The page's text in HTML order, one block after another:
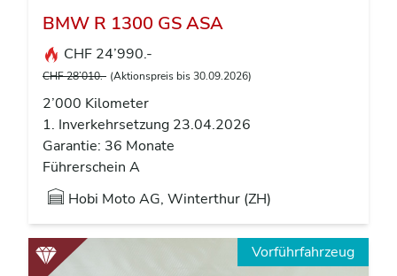
BMW R 1300 GS ASA
CHF 24’990.-
CHF 28’010.- (Aktionspreis bis 30.09.2026)
2’000 Kilometer
1. Inverkehrsetzung 23.04.2026
Garantie: 36 Monate
Führerschein A
Hobi Moto AG, Winterthur (ZH)
Vorführfahrzeug